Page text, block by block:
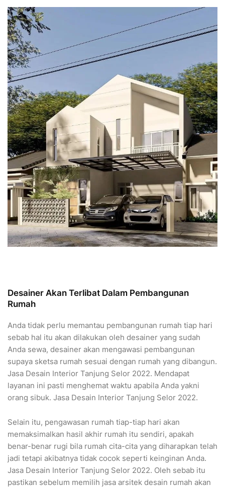
Desainer Akan Terlibat Dalam Pembangunan
Rumah
Anda tidak perlu memantau pembangunan rumah tiap hari
sebab hal itu akan dilakukan oleh desainer yang sudah
Anda sewa, desainer akan mengawasi pembangunan
supaya sketsa rumah sesuai dengan rumah yang dibangun.
Jasa Desain Interior Tanjung Selor 2022. Mendapat
layanan ini pasti menghemat waktu apabila Anda yakni
orang sibuk. Jasa Desain Interior Tanjung Selor 2022.
Selain itu, pengawasan rumah tiap-tiap hari akan
memaksimalkan hasil akhir rumah itu sendiri, apakah
benar-benar rugi bila rumah cita-cita yang diharapkan telah
jadi tetapi akibatnya tidak cocok seperti keinginan Anda.
Jasa Desain Interior Tanjung Selor 2022. Oleh sebab itu
pastikan sebelum memilih jasa arsitek desain rumah akan